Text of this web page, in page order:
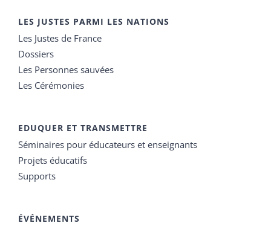
LES JUSTES PARMI LES NATIONS
Les Justes de France
Dossiers
Les Personnes sauvées
Les Cérémonies
EDUQUER ET TRANSMETTRE
Séminaires pour éducateurs et enseignants
Projets éducatifs
Supports
ÉVÉNEMENTS